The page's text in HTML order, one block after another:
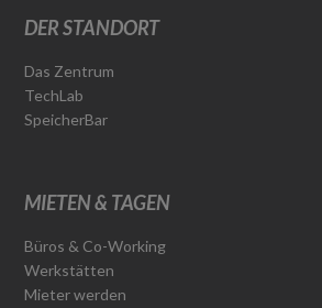
DER STANDORT
Das Zentrum
TechLab
SpeicherBar
MIETEN & TAGEN
Büros & Co-Working
Werkstätten
Mieter werden